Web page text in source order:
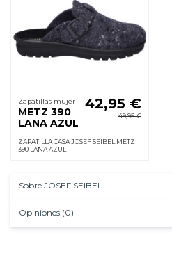
Zapatillas mujer
METZ 390
LANA AZUL
42,95 €
49,95 €
ZAPATILLA CASA JOSEF SEIBEL METZ
390 LANA AZUL
Sobre JOSEF SEIBEL
Opiniones (0)